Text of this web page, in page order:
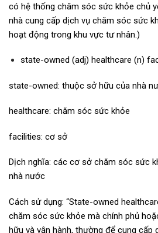
có hệ thống chăm sóc sức khỏe chủ
nhà cung cấp dịch vụ chăm sóc sức
hoạt động trong khu vực tư nhân.)
state-owned (adj) healthcare (n)
state-owned: thuộc sở hữu của nhà
healthcare: chăm sóc sức khỏe
facilities: cơ sở
Dịch nghĩa: các cơ sở chăm sóc sức
nhà nước
Cách sử dụng: “State-owned
chăm sóc sức khỏe mà chính phủ
hữu và vận hành, thường để cung cấp